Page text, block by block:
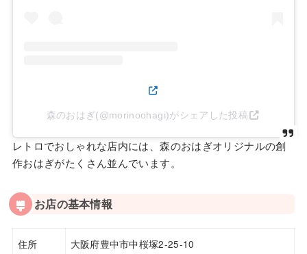
森のおはぎ(@morinoohagi)がシェアした投稿
レトロでおしゃれな店内には、森のおはぎオリジナルの創
作おはぎがたくさん並んでいます。
お店の基本情報
住所 大阪府豊中市中桜塚2-25-10